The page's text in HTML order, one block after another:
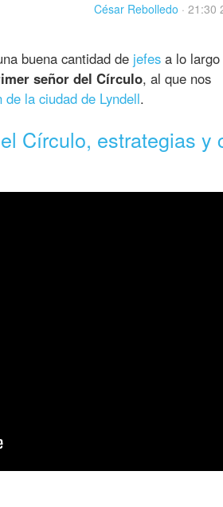
César Rebolledo · 21:30
buena cantidad de jefes a lo largo
señor del Círculo, al que nos
de la ciudad de Lyndell.
Círculo, estrategias y